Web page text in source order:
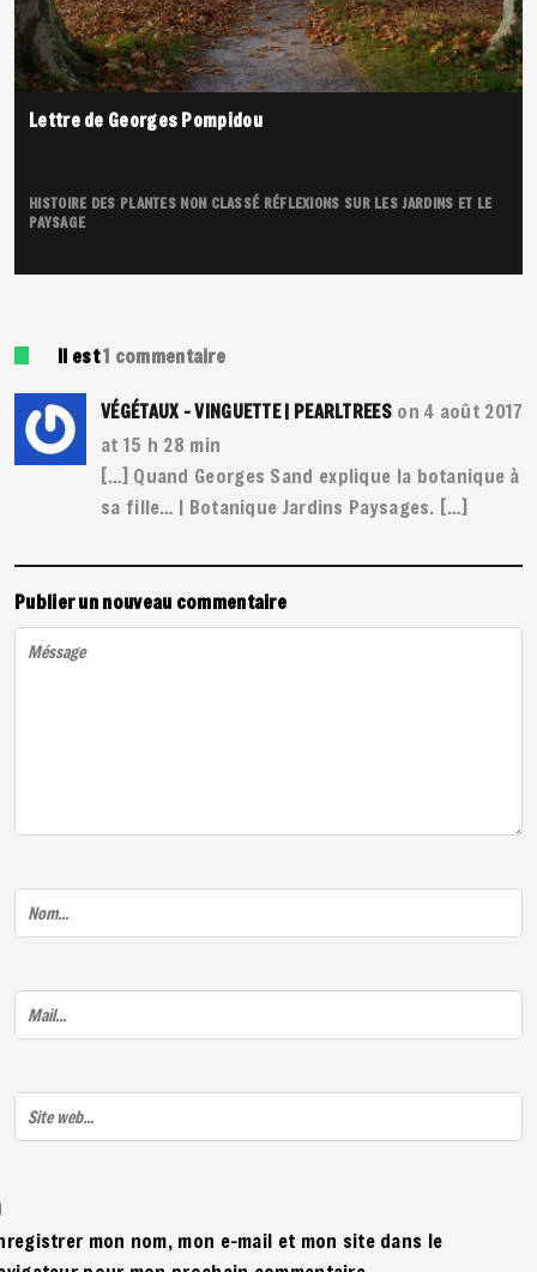
Lettre de Georges Pompidou
HISTOIRE DES PLANTES NON CLASSÉ RÉFLEXIONS SUR LES JARDINS ET LE
PAYSAGE
Il est1 commentaire
VÉGÉTAUX - VINGUETTE | PEARLTREES on 4 août 2017
at 15 h 28 min
[…] Quand Georges Sand explique la botanique à
sa fille… | Botanique Jardins Paysages. […]
Publier un nouveau commentaire
mon nom, mon e-mail et mon site dans le